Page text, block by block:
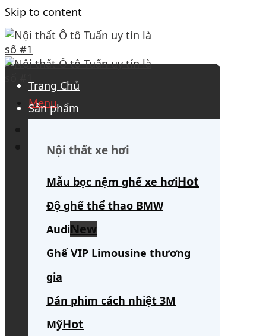
Skip to content
Menu
Search for:
Trang Chủ
Sản phẩm
Nội thất xe hơi
Mẫu bọc nệm ghế xe hơi
Độ ghế thể thao BMW
Audi
Ghế VIP Limousine thương
gia
Dán phim cách nhiệt 3M
Mỹ